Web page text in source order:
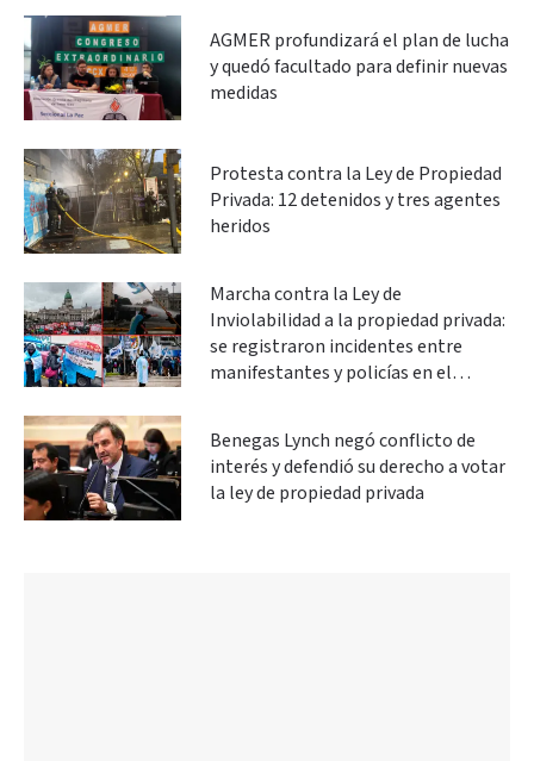
AGMER profundizará el plan de lucha
y quedó facultado para definir nuevas
medidas
Protesta contra la Ley de Propiedad
Privada: 12 detenidos y tres agentes
heridos
Marcha contra la Ley de
Inviolabilidad a la propiedad privada:
se registraron incidentes entre
manifestantes y policías en el
Benegas Lynch negó conflicto de
interés y defendió su derecho a votar
la ley de propiedad privada